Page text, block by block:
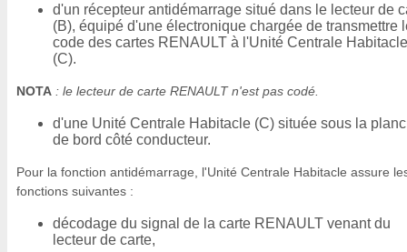
d'un récepteur antidémarrage situé dans le lecteur de
(B), équipé d'une électronique chargée de transmettre
code des cartes RENAULT à l'Unité Centrale Habitacle
(C).
NOTA : le lecteur de carte RENAULT n'est pas codé.
d'une Unité Centrale Habitacle (C) située sous la
de bord côté conducteur.
Pour la fonction antidémarrage, l'Unité Centrale Habitacle assure
fonctions suivantes :
décodage du signal de la carte RENAULT venant du
lecteur de carte,